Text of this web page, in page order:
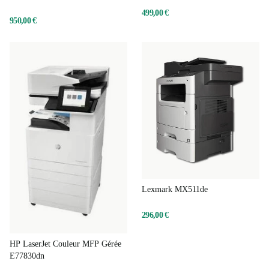
950,00 €
499,00 €
HP LaserJet Couleur MFP Gérée
E77830dn
Lexmark MX511de
296,00 €